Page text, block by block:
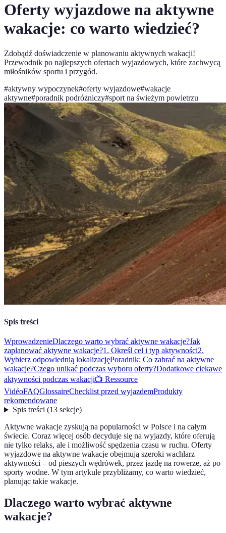
Oferty wyjazdowe na aktywne
wakacje: co warto wiedzieć?
Zdobądź doświadczenie w planowaniu aktywnych wakacji!
Przewodnik po najlepszych ofertach wyjazdowych, które zachwycą
miłośników sportu i przygód.
#aktywny wypoczynek#oferty wyjazdowe#wakacje
aktywne#poradnik podróżniczy#sport na świeżym powietrzu
Spis treści
WprowadzenieDlaczego warto wybrać aktywne wakacje?Jak
zaplanować aktywne wakacje?1. Określ cel i typ aktywności2.
Wybierz odpowiednią lokalizacjęPoradnik: Co zabrać na aktywne
wakacje?Czego unikać podczas wyboru oferty?Dodatkowe ciekawe
aktywności podczas wakacji📺 Ressource
VidéoFAQGlossaireChecklist przed wyjazdemProdukty
rekomendowane
Spis treści(13 sekcje)
Aktywne wakacje zyskują na popularności w Polsce i na całym
świecie. Coraz więcej osób decyduje się na wyjazdy, które oferują
nie tylko relaks, ale i możliwość spędzenia czasu w ruchu. Oferty
wyjazdowe na aktywne wakacje obejmują szeroki wachlarz
aktywności – od pieszych wędrówek, przez jazdę na rowerze, aż po
sporty wodne. W tym artykule przybliżamy, co warto wiedzieć,
planując takie wakacje.
Dlaczego warto wybrać aktywne
wakacje?